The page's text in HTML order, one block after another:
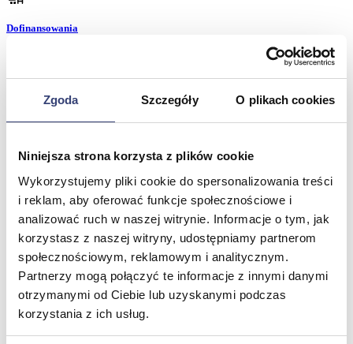
Zgoda Szczegóły O plikach cookies
Niniejsza strona korzysta z plików cookie
Wykorzystujemy pliki cookie do spersonalizowania treści
i reklam, aby oferować funkcje społecznościowe i
analizować ruch w naszej witrynie. Informacje o tym, jak
korzystasz z naszej witryny, udostępniamy partnerom
społecznościowym, reklamowym i analitycznym.
Partnerzy mogą połączyć te informacje z innymi danymi
otrzymanymi od Ciebie lub uzyskanymi podczas
korzystania z ich usług.
Dofinansowania
Dofinansowania
Zobacz wszystko
Wróć
Zobacz wszystko
Aquatizer Testowy
Robot rehabilitacyjny ROBERT®
Robotyka w rehabilitacji
Dla rehabilitacji
Dla stomatologów
Dofinansowania
Filmy
Poznaj Hasmed